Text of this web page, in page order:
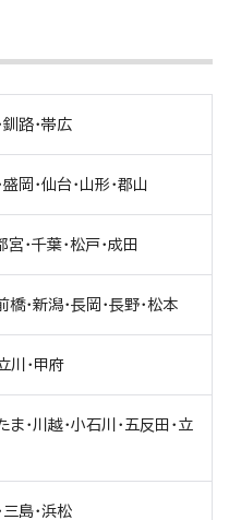
釧路・帯広
岡・仙台・山形・郡山
宮・千葉・松戸・成田
橋・新潟・長岡・長野・松本
川・甲府
ま・川越・小石川・五反田・立
三島・浜松